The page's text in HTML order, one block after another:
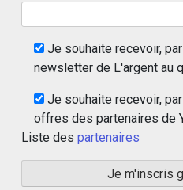
Je souhaite recevoir,
newsletter de L'argent au
Je souhaite recevoir,
offres des partenaires de
Liste des partenaires